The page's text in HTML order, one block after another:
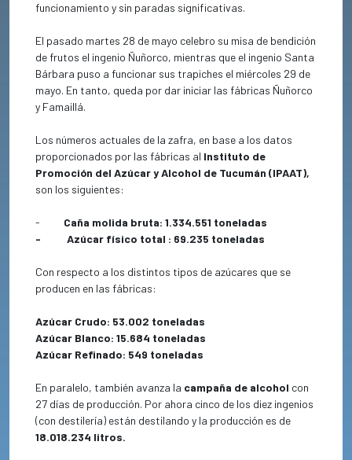
funcionamiento y sin paradas significativas.
El pasado martes 28 de mayo celebro su misa de bendición
de frutos el ingenio Ñuñorco, mientras que el ingenio Santa
Bárbara puso a funcionar sus trapiches el miércoles 29 de
mayo. En tanto, queda por dar iniciar las fábricas Ñuñorco
y Famaillá.
Los números actuales de la zafra, en base a los datos
proporcionados por las fábricas al Instituto de
Promoción del Azúcar y Alcohol de Tucumán (IPAAT),
son los siguientes:
-
Caña molida bruta: 1.334.551 toneladas
-
Azúcar físico total : 69.235 toneladas
Con respecto a los distintos tipos de azúcares que se
producen en las fábricas:
Azúcar Crudo: 53.002 toneladas
Azúcar Blanco: 15.684 toneladas
Azúcar Refinado: 549 toneladas
En paralelo, también avanza la campaña de alcohol con
27 días de producción. Por ahora cinco de los diez ingenios
(con destilería) están destilando y la producción es de
18.018.234 litros.